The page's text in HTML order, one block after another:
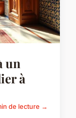
un
à
de lecture →